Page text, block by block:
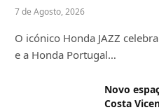
7 de Agosto, 2026
O icónico Honda JAZZ
e a Honda Portugal…
Novo
Costa